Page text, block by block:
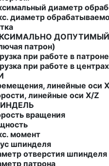
диаметр
диаметр
ДОПУТИМЫЙ
патрон)
при работе в патроне
при работе в центрах
линейные оси
линейные оси X/Z
вращения
момент
шпинделя
отверстия шпинделя
патрона